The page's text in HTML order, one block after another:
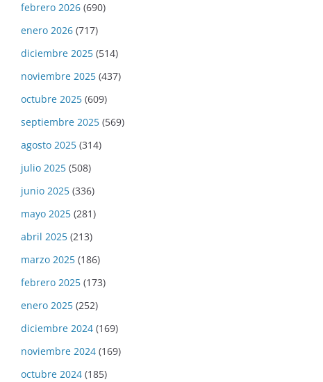
febrero 2026 (690)
enero 2026 (717)
diciembre 2025 (514)
noviembre 2025 (437)
octubre 2025 (609)
septiembre 2025 (569)
agosto 2025 (314)
julio 2025 (508)
junio 2025 (336)
mayo 2025 (281)
abril 2025 (213)
marzo 2025 (186)
febrero 2025 (173)
enero 2025 (252)
diciembre 2024 (169)
noviembre 2024 (169)
octubre 2024 (185)